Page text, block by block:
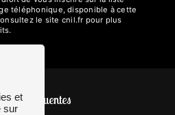
téléphonique, disponible à cette
le site cnil.fr pour plus
fréquentes
et
sur